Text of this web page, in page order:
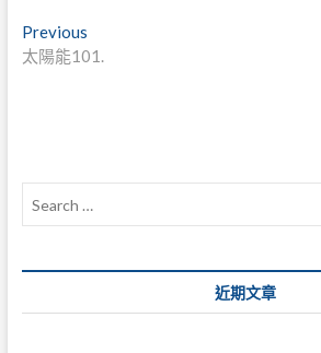
文
章
PreviousPrevious
post:
太陽能101.
近期文章